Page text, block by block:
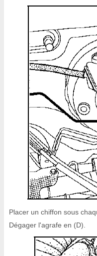
Placer un chiffon sous
Dégager l'agrafe en (D).